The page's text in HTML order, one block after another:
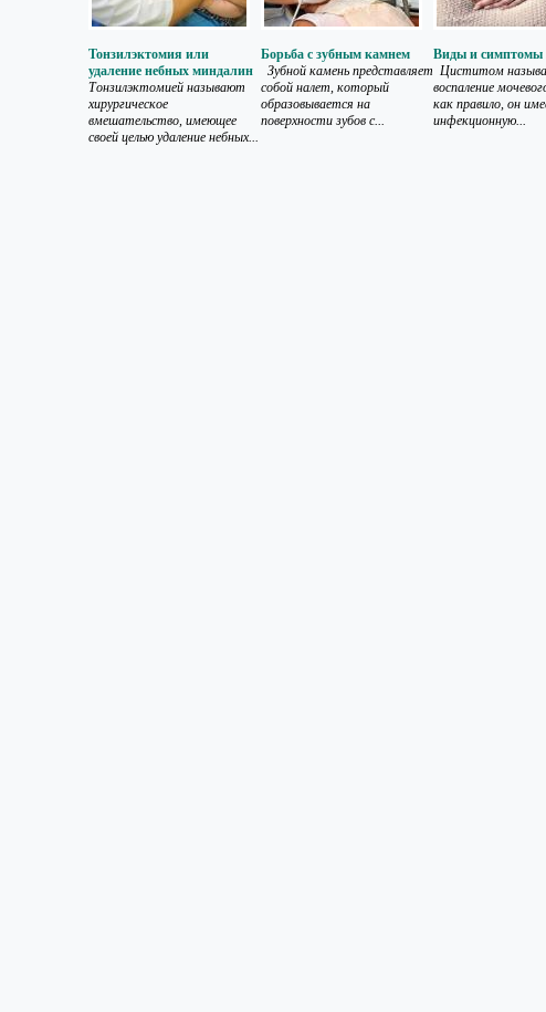
Тонзилэктомия или
удаление небных миндалин
Тонзилэктомией называют
хирургическое
вмешательство, имеющее
своей целью удаление небных...
Борьба с зубным камнем
Зубной камень представляет
собой налет, который
образовывается на
поверхности зубов с...
Виды и симптомы
Циститом
воспаление
как правило, он
инфекционную...